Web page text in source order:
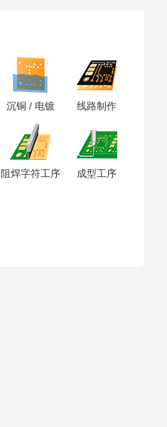
沉铜 / 电镀 线路制作
阻焊字符工序 成型工序